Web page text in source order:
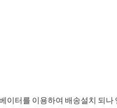
터를 이용하여 배송설치 되